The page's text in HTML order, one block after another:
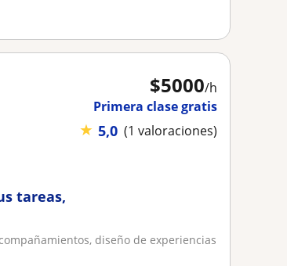
$5000/h
Primera clase gratis
★ 5,0 (1 valoraciones)
tareas,
diseño de experiencias